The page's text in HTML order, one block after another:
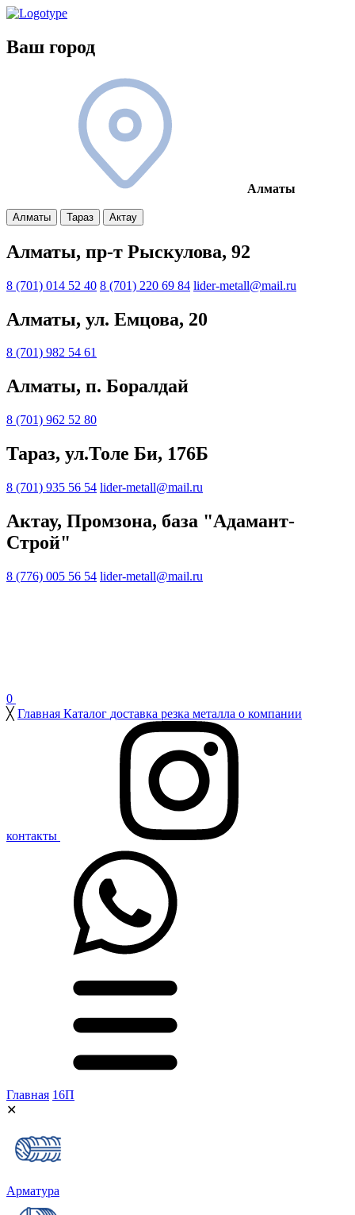
Ваш город
Алматы
Алматы Тараз Актау
Алматы, пр-т Рыскулова, 92
8 (701) 014 52 40 8 (701) 220 69 84 lider-metall@mail.ru
Алматы, ул. Емцова, 20
8 (701) 982 54 61
Алматы, п. Боралдай
8 (701) 962 52 80
Тараз, ул.Толе Би, 176Б
8 (701) 935 56 54 lider-metall@mail.ru
Актау, Промзона, база "Адамант-
Строй"
8 (776) 005 56 54 lider-metall@mail.ru
0
╳ Главная Каталог доставка резка металла о компании
контакты
Главная 16П
✕
Арматура